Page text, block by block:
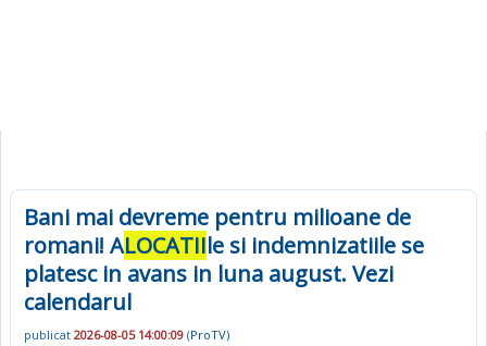
Bani mai devreme pentru milioane de
romani! ALOCATIIle si indemnizatiile se
platesc in avans in luna august. Vezi
calendarul
publicat 2026-08-05 14:00:09 (ProTV)